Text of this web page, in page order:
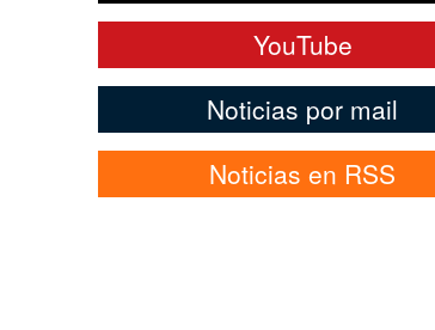
YouTube
Noticias por mail
Noticias en RSS